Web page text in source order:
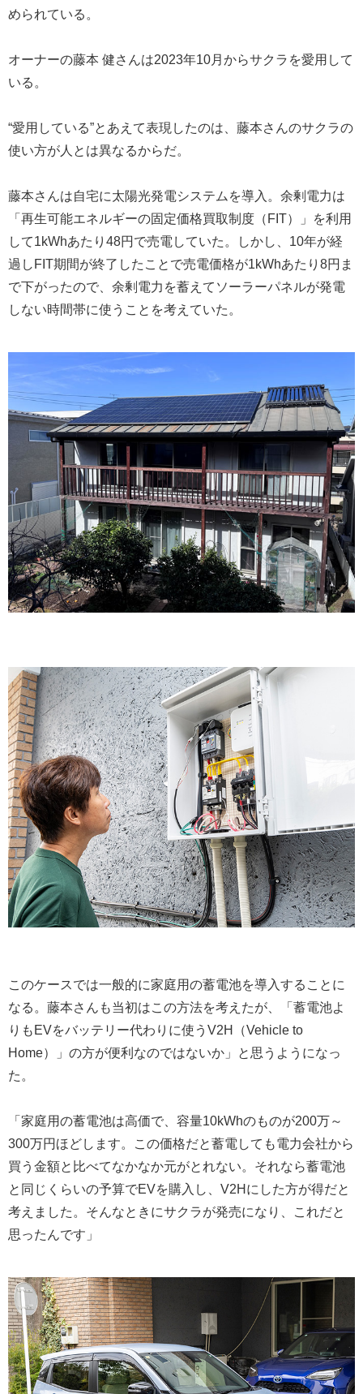
められている。
オーナーの藤本 健さんは2023年10月からサクラを愛用して
いる。
“愛用している”とあえて表現したのは、藤本さんのサクラの
使い方が人とは異なるからだ。
藤本さんは自宅に太陽光発電システムを導入。余剰電力は
「再生可能エネルギーの固定価格買取制度（FIT）」を利用
して1kWhあたり48円で売電していた。しかし、10年が経
過しFIT期間が終了したことで売電価格が1kWhあたり8円ま
で下がったので、余剰電力を蓄えてソーラーパネルが発電
しない時間帯に使うことを考えていた。
このケースでは一般的に家庭用の蓄電池を導入することに
なる。藤本さんも当初はこの方法を考えたが、「蓄電池よ
りもEVをバッテリー代わりに使うV2H（Vehicle to
Home）」の方が便利なのではないか」と思うようになっ
た。
「家庭用の蓄電池は高価で、容量10kWhのものが200万～
300万円ほどします。この価格だと蓄電しても電力会社から
買う金額と比べてなかなか元がとれない。それなら蓄電池
と同じくらいの予算でEVを購入し、V2Hにした方が得だと
考えました。そんなときにサクラが発売になり、これだと
思ったんです」